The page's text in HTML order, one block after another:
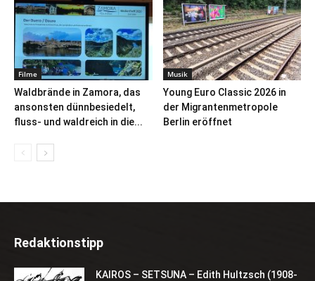
Filme
Waldbrände in Zamora, das
ansonsten dünnbesiedelt,
fluss- und waldreich in die...
Musik
Young Euro Classic 2026 in
der Migrantenmetropole
Berlin eröffnet
Redaktionstipp
KAIROS – SETSUNA – Edith Hultzsch (1908-